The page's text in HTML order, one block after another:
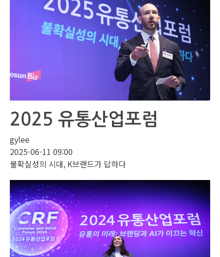
2025 유통산업포럼
gylee
2025-06-11 09:00
불확실성의 시대, K브랜드가 답하다